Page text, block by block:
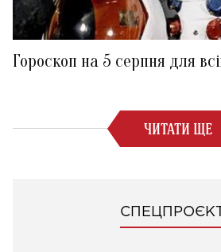
Гороскоп на 5 серпня для
ЧИТАТИ ЩЕ